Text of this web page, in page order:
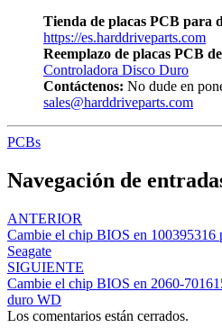
Tienda de placas PCB para
https://es.harddriveparts.com
Reemplazo de placas PCB
Controladora Disco Duro
Contáctenos: No dude en
sales@harddriveparts.com
PCBs
Navegación de
ANTERIOR
Cambie el chip BIOS en 100395316
Seagate
SIGUIENTE
Cambie el chip BIOS en 2060-
duro WD
Los comentarios están cerrados.